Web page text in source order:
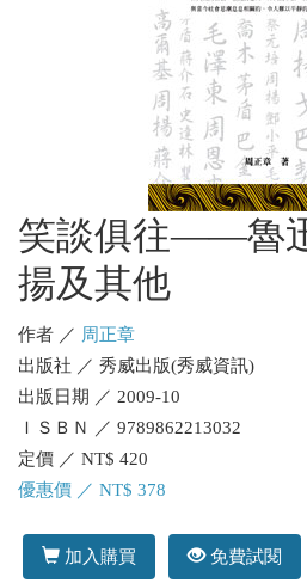
笑談俱往——魯
揚及其他
作者 ／ 周正章
出版社 ／ 秀威出版(秀威資訊)
出版日期 ／ 2009-10
ＩＳＢＮ ／ 9789862213032
定價 ／ NT$ 420
優惠價 ／ NT$ 378
加入購買 免費試閱